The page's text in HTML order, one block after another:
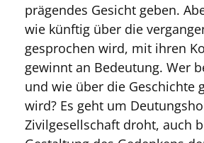
prägendes Gesicht geben.
wie künftig über die
gesprochen wird, mit ihren
gewinnt an Bedeutung. Wer
und wie über die Geschichte
wird? Es geht um
Zivilgesellschaft droht, auch